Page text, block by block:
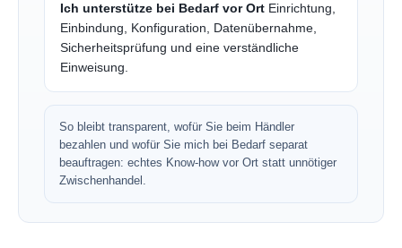
Ich unterstütze bei Bedarf vor Ort Einrichtung,
Einbindung, Konfiguration, Datenübernahme,
Sicherheitsprüfung und eine verständliche
Einweisung.
So bleibt transparent, wofür Sie beim Händler
bezahlen und wofür Sie mich bei Bedarf separat
beauftragen: echtes Know-how vor Ort statt unnötiger
Zwischenhandel.